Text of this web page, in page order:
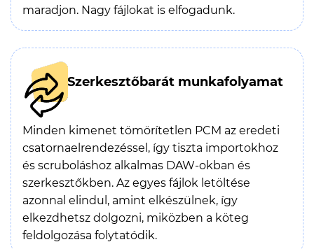
maradjon. Nagy fájlokat is elfogadunk.
Szerkesztőbarát munkafolyamat
Minden kimenet tömörítetlen PCM az eredeti
csatornaelrendezéssel, így tiszta importokhoz
és scruboláshoz alkalmas DAW-okban és
szerkesztőkben. Az egyes fájlok letöltése
azonnal elindul, amint elkészülnek, így
elkezdhetsz dolgozni, miközben a köteg
feldolgozása folytatódik.